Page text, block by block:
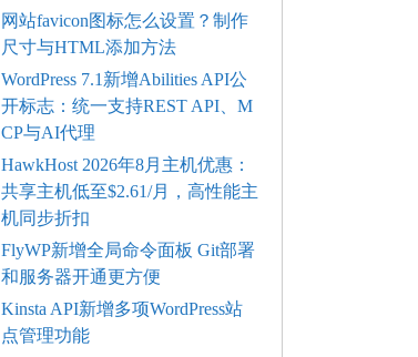
网站favicon图标怎么设置？制作
尺寸与HTML添加方法
WordPress 7.1新增Abilities API公
开标志：统一支持REST API、M
CP与AI代理
HawkHost 2026年8月主机优惠：
共享主机低至$2.61/月，高性能主
机同步折扣
FlyWP新增全局命令面板 Git部署
和服务器开通更方便
Kinsta API新增多项WordPress站
点管理功能